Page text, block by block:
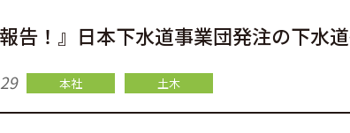
報告！』日本下水道事業団発注の下水
本社 土木